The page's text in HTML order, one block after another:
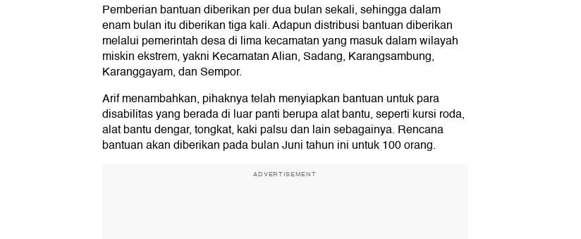
Pemberian bantuan diberikan per dua bulan sekali, sehingga dalam
enam bulan itu diberikan tiga kali. Adapun distribusi bantuan diberikan
melalui pemerintah desa di lima kecamatan yang masuk dalam wilayah
miskin ekstrem, yakni Kecamatan Alian, Sadang, Karangsambung,
Karanggayam, dan Sempor.
Arif menambahkan, pihaknya telah menyiapkan bantuan untuk para
disabilitas yang berada di luar panti berupa alat bantu, seperti kursi roda,
alat bantu dengar, tongkat, kaki palsu dan lain sebagainya. Rencana
bantuan akan diberikan pada bulan Juni tahun ini untuk 100 orang.
ADVERTISEMENT